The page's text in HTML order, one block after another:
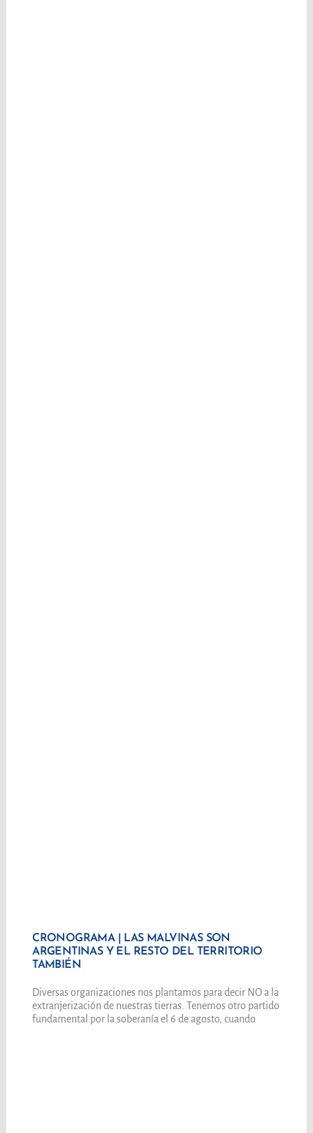
CRONOGRAMA | LAS MALVINAS SON
ARGENTINAS Y EL RESTO DEL TERRITORIO
TAMBIÉN
Diversas organizaciones nos plantamos para decir NO a la
extranjerización de nuestras tierras. Tenemos otro partido
fundamental por la soberanía el 6 de agosto, cuando